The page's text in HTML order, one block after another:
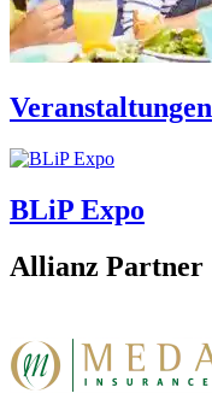
Veranstaltungen
BLiP Expo
Allianz Partner